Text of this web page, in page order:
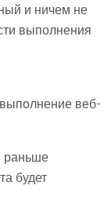
и ничем не
выполнения
веб-
раньше
будет